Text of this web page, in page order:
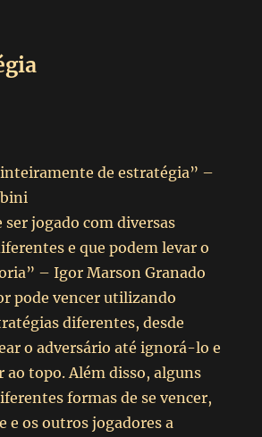
inteiramente de estratégia” –
ser jogado com diversas
e que podem levar o
– Igor Marson Granado
pode vencer utilizando
diferentes, desde
o adversário até ignorá-lo e
ao topo. Além disso, alguns
formas de se vencer,
e os outros jogadores a